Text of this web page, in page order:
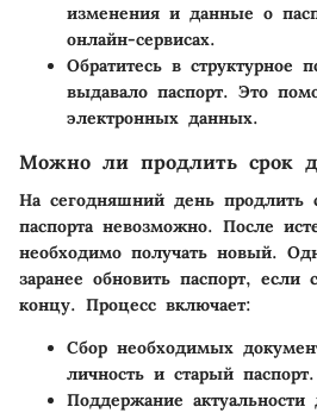
изменения и данные о
онлайн-сервисах.
Обратитесь в структурное
выдавало паспорт. Это
электронных данных.
Можно ли продлить срок
На сегодняшний день продлить
паспорта невозможно. После
необходимо получать новый.
заранее обновить паспорт, если
концу. Процесс включает:
Сбор необходимых
личность и старый паспорт.
Поддержание актуальности